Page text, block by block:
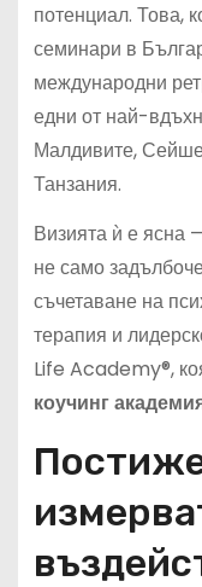
потенциал. Това,
семинари в
международни
едни от най-
Малдивите,
Танзания.
Визията ѝ е ясна
не само
съчетаване на
терапия и
Life Academy®,
коучинг